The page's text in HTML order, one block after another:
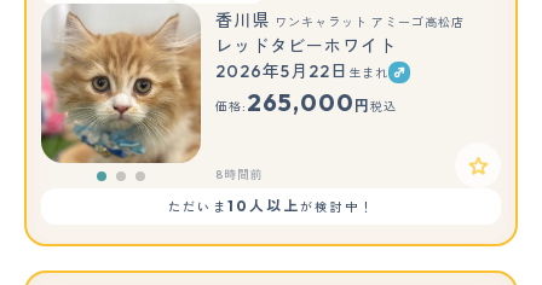
もっと見る
香川県 ワンキャラット アミーゴ高松店
レッドタビーホワイト
2026年5月22日 生まれ
価格: 265,000 円 税込
8時間前
ただいま 10人以上が検討中！